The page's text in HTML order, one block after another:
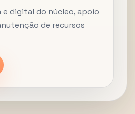
e digital do núcleo, apoio
de recursos